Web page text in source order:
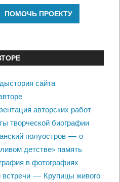
сайта
авторских работ
творческой биографии
полуостров — о
детстве» память
в фотографиях
— Крупицы живого